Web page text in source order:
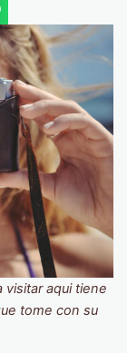
visitar aqui tiene
tome con su